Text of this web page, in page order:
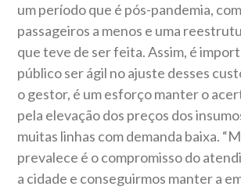
um período que é pós-pandemia,
passageiros a menos e uma
que teve de ser feita. Assim, é
público ser ágil no ajuste desses
o gestor, é um esforço manter o
pela elevação dos preços dos
muitas linhas com demanda baixa.
prevalece é o compromisso do
a cidade e conseguirmos manter a